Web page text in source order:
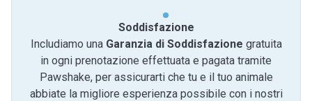
Soddisfazione
Includiamo una Garanzia di Soddisfazione gratuita
in ogni prenotazione effettuata e pagata tramite
Pawshake, per assicurarti che tu e il tuo animale
abbiate la migliore esperienza possibile con i nostri